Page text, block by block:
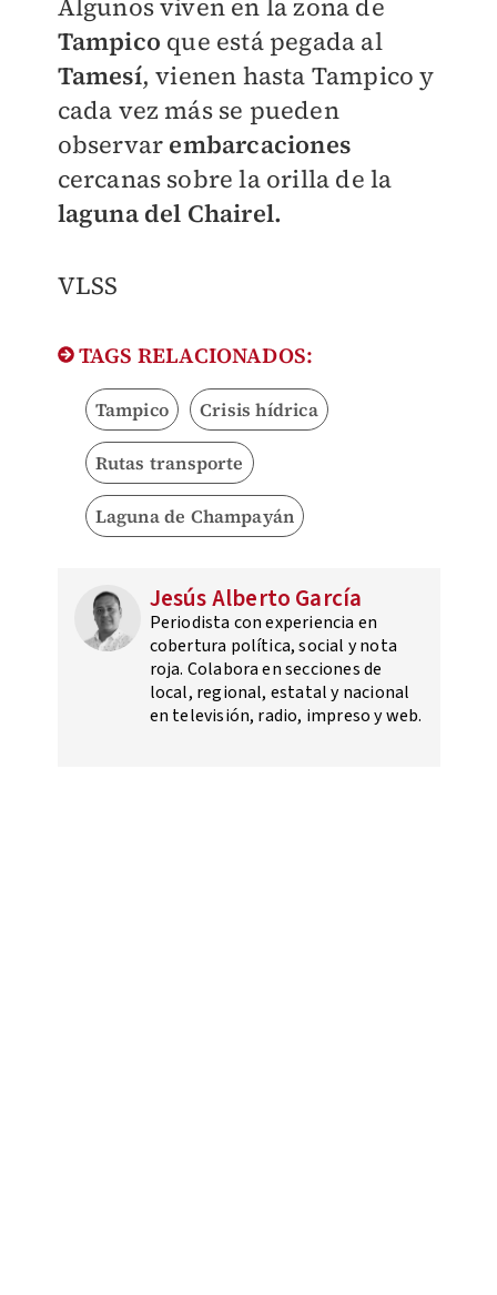
Algunos viven en la zona de
Tampico que está pegada al
Tamesí, vienen hasta Tampico y
cada vez más se pueden
observar embarcaciones
cercanas sobre la orilla de la
laguna del Chairel.
VLSS
TAGS RELACIONADOS:
Tampico Crisis hídrica
Rutas transporte
Laguna de Champayán
Jesús Alberto García
Periodista con experiencia en
cobertura política, social y nota
roja. Colabora en secciones de
local, regional, estatal y nacional
en televisión, radio, impreso y web.